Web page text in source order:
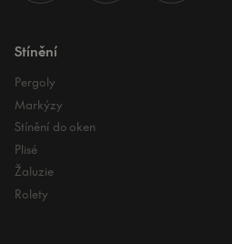
Stínění
Pergoly
Markýzy
Stínění do oken
Plisé
Žaluzie
Rolety